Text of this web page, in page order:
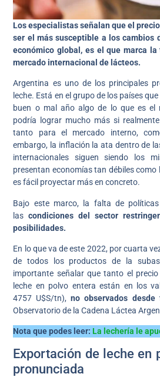
Los especialistas señalan que el
ser el más susceptible a los cambios
económico global, es el que marca
mercado internacional de lácteos.
Argentina es uno de los principales
leche. Está en el grupo de los países
buen o mal año algo de lo que es el
podría lograr mucho más si
tanto para el mercado interno,
embargo, la inflación la ata dentro de
internacionales siguen siendo los
presentan economías tan débiles
es fácil proyectar más en concreto.
Bajo este marco, la falta de
lascondiciones del sector
posibilidades.
En lo que va de este 2022, por cuarta
de todos los productos de la
importante señalar que tanto el
leche en polvo entera están en los
4757 U$S/tn),no observados desde
Observatorio de la Cadena Láctea
Nota que podes leer: La lechería le
Exportación de leche en
pronunciada